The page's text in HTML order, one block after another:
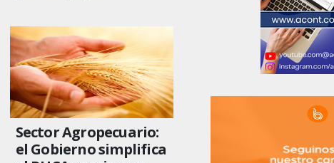
Sector Agropecuario:
el Gobierno simplifica